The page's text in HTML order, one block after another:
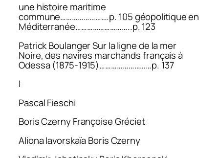
une histoire maritime
commune…………………….p. 105 géopolitique en
Méditerranée………………………..p. 123
Patrick Boulanger Sur la ligne de la mer
Noire, des navires marchands français à
Odessa (1875-1915)………………………p. 137
I
Pascal Fieschi
Boris Czerny Françoise Gréciet
Aliona Iavorskaïa Boris Czerny